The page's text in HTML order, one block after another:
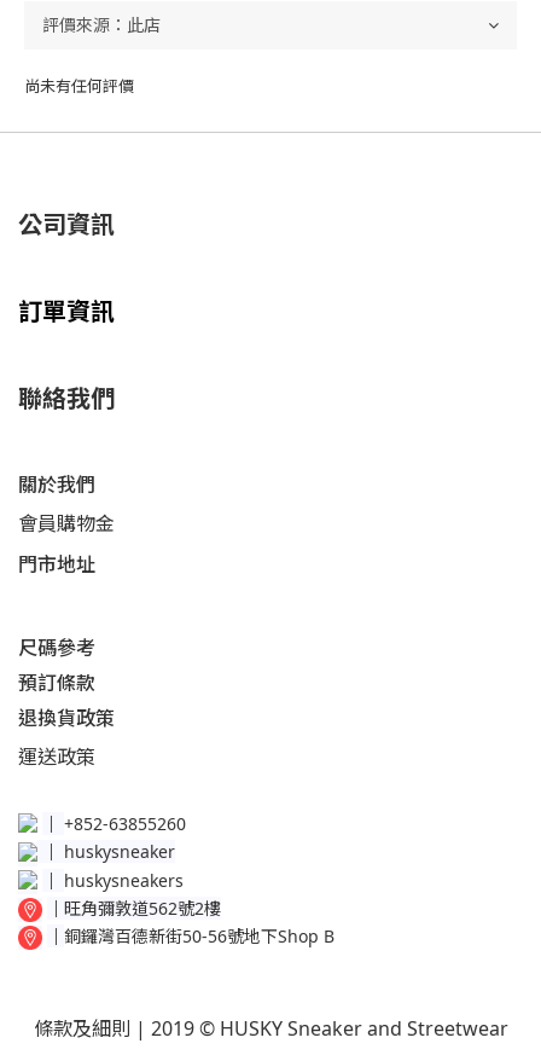
尚未有任何評價
公司資訊
訂單資訊
聯絡我們
關於我們
會員購物金
門市地址
尺碼參考
預訂條款
退換貨政策​
運送政策​
│ +852-63855260
huskysneaker
│ huskysneakers
│ 旺角彌敦道562號2樓
│ 銅鑼灣百德新街50-56號地下Shop B
條款及細則 | 2019 © HUSKY Sneaker and Streetwear